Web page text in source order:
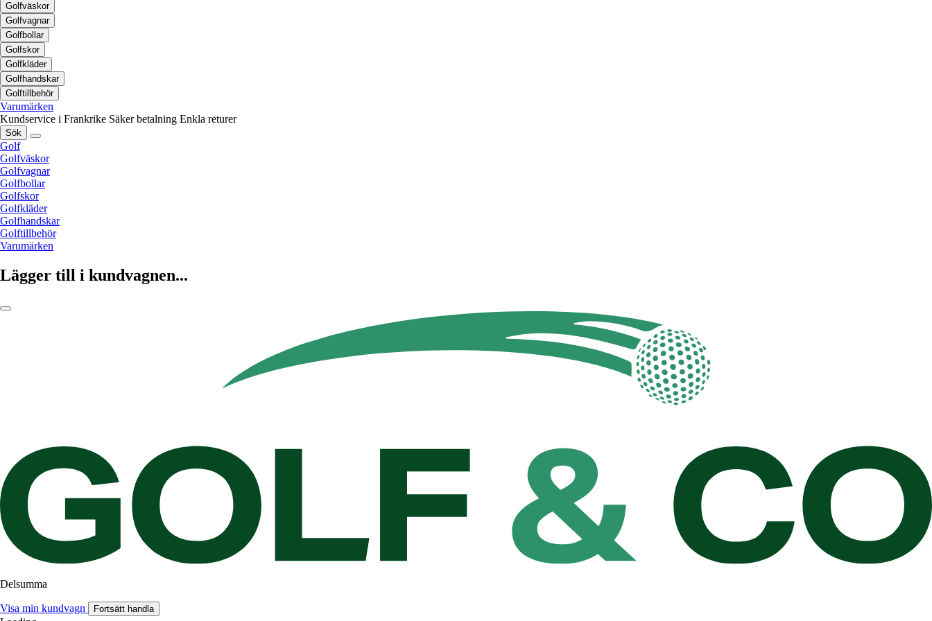
Golfväskor
Golfvagnar
Golfbollar
Golfskor
Golfkläder
Golfhandskar
Golftillbehör
Varumärken
Kundservice i Frankrike Säker betalning Enkla returer
Sök
Golf
Golfväskor
Golfvagnar
Golfbollar
Golfskor
Golfkläder
Golfhandskar
Golftillbehör
Varumärken
Lägger till i kundvagnen...
Delsumma
Visa min kundvagn Fortsätt handla